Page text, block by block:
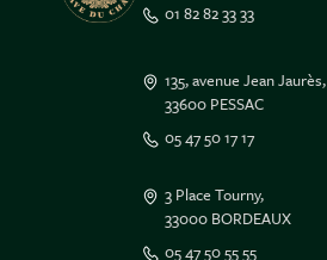
01 82 82 33 33
135, avenue Jean Jaurès,
33600 PESSAC
05 47 50 17 17
3 Place Tourny,
33000 BORDEAUX
05 47 50 55 55